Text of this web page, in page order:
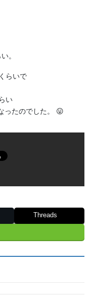
。
らいで
い
ったのでした。 😛
Threads